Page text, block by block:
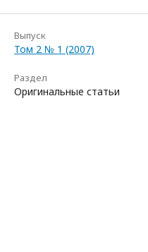
Выпуск
Том 2 № 1 (2007)
Раздел
Оригинальные статьи